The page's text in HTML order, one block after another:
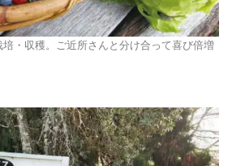
・収穫。ご近所さんと分け合って喜び倍増